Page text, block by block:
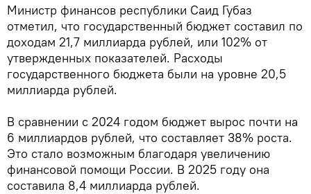
Министр финансов республики Саид Губаз
отметил, что государственный бюджет составил по
доходам 21,7 миллиарда рублей, или 102% от
утвержденных показателей. Расходы
государственного бюджета были на уровне 20,5
миллиарда рублей.
В сравнении с 2024 годом бюджет вырос почти на
6 миллиардов рублей, что составляет 38% роста.
Это стало возможным благодаря увеличению
финансовой помощи России. В 2025 году она
составила 8,4 миллиарда рублей.